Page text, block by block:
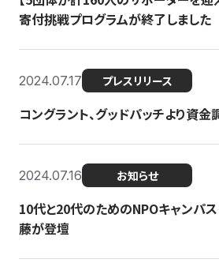
寄付挑戦プログラムが終了しました
2024.07.17 プレスリリース
コングラント、グッドパッチより資
2024.07.16 お知らせ
10代と20代のためのNPOキャンパ
藤が登壇